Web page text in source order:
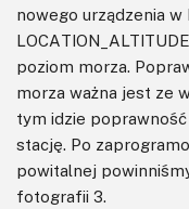
nowego urządzenia
poziom morza.
morza ważna jest ze
tym idzie
stację. Po
powitalnej
fotografii 3.